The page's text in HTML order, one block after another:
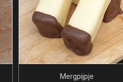
Mergpijpje